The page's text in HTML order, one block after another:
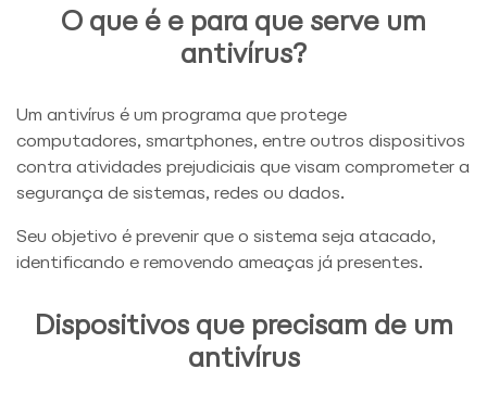
O que é e para que serve um
antivírus?
Um antivírus é um programa que protege
computadores, smartphones, entre outros dispositivos
contra atividades prejudiciais que visam comprometer a
segurança de sistemas, redes ou dados.
Seu objetivo é prevenir que o sistema seja atacado,
identificando e removendo ameaças já presentes.
Dispositivos que precisam de um
antivírus